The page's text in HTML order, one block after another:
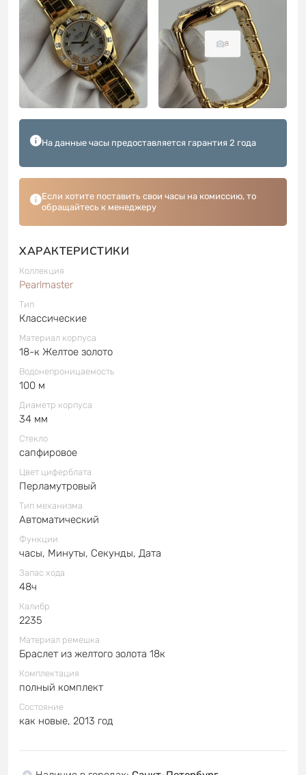
8
На данные часы предоставляется гарантия 2 года
Если хотите поставить свои часы на комиссию, то
обращайтесь к менеджеру
ХАРАКТЕРИСТИКИ
Коллекция
Pearlmaster
Тип
Классические
Материал корпуса
18-к Желтое золото
Водонепроницаемость
100 м
Диаметр корпуса
34 мм
Стекло
сапфировое
Цвет циферблата
Перламутровый
Тип механизма
Автоматический
Функции
часы, Минуты, Секунды, Дата
Запас хода
48ч
Калибр
2235
Материал ремешка
Браслет из желтого золота 18к
Комплектация
полный комплект
Состояние
как новые, 2013 год